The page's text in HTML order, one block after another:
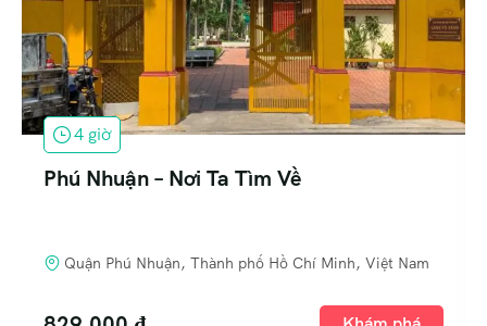
1 ngày
Tỏa Sáng Nụ Cười Sài Gòn
Quận 1, Thành phố Hồ Chí Minh, Việt Nam
2.799.000 Khám phá